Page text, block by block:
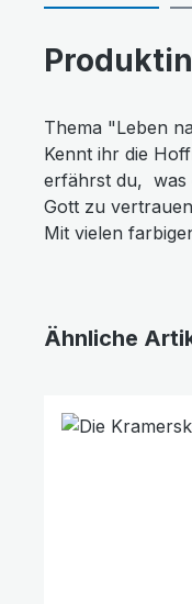
Thema "Leben
Kennt ihr die
erfährst du, was
Gott zu
Mit vielen
Ähnliche